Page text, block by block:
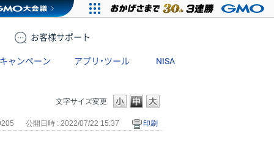
お客様サポート
キャンペーン アプリ・ツール NISA
文字サイズ変更
公開日時 : 2022/07/22 15:37 印刷